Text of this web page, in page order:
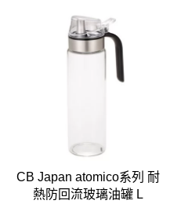
CB Japan atomico系列 耐
熱防回流玻璃油罐 L